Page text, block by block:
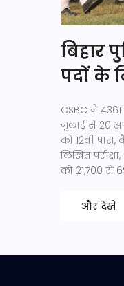
बिहार
पदों के
CSBC ने
जुलाई से 20
को 12वीं पास,
लिखित
को 21,700 से
और देखें